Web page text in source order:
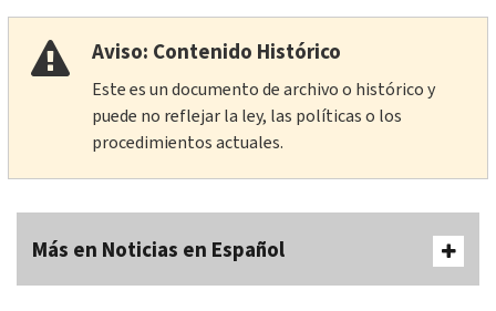
Aviso: Contenido Histórico
Este es un documento de archivo o histórico y
puede no reflejar la ley, las políticas o los
procedimientos actuales.
Más en Noticias en Español